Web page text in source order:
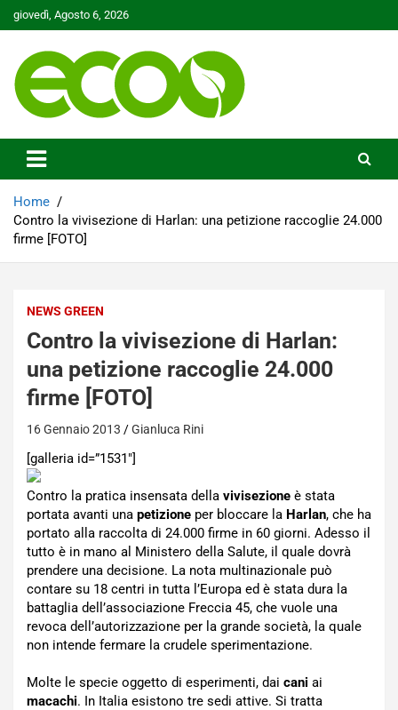
Skip
to
giovedì, Agosto 6, 2026
Ecoo.it
Home
Contro la vivisezione di Harlan: una petizione raccoglie 24.000
firme [FOTO]
NEWS GREEN
Contro la vivisezione di Harlan:
una petizione raccoglie 24.000
firme [FOTO]
16 Gennaio 2013 Gianluca Rini
[galleria id=”1531″]
Contro la pratica insensata della vivisezione è stata
portata avanti una petizione per bloccare la Harlan, che ha
portato alla raccolta di 24.000 firme in 60 giorni. Adesso il
tutto è in mano al Ministero della Salute, il quale dovrà
prendere una decisione. La nota multinazionale può
contare su 18 centri in tutta l’Europa ed è stata dura la
battaglia dell’associazione Freccia 45, che vuole una
revoca dell’autorizzazione per la grande società, la quale
non intende fermare la crudele sperimentazione.
Molte le specie oggetto di esperimenti, dai cani ai
macachi. In Italia esistono tre sedi attive. Si tratta